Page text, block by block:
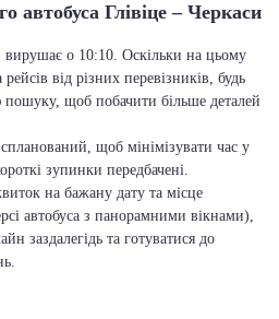
автобуса Глівіце – Черкаси
вирушає о 10:10. Оскільки на цьому
від різних перевізників, будь
пошуку, щоб побачити більше деталей
щоб мінімізувати час у
зупинки передбачені.
на бажану дату та місце
автобуса з панорамними вікнами),
заздалегідь та готуватися до